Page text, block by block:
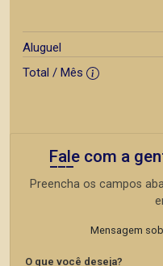
Aluguel
Total / Mês
Fale com a
Preencha os campos
Mensagem
O que você deseja?